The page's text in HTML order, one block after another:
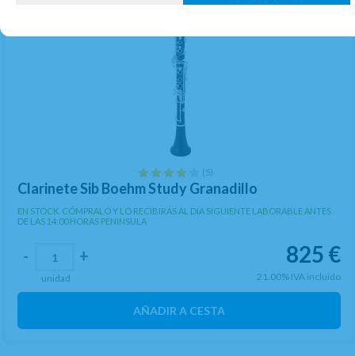
(5)
Clarinete Sib Boehm Study Granadillo
EN STOCK. CÓMPRALO Y LO RECIBIRÁS AL DIA SIGUIENTE LABORABLE ANTES
DE LAS 14:00 HORAS PENINSULA
825 €
21.00% IVA incluido
- +
unidad
AÑADIR A CESTA